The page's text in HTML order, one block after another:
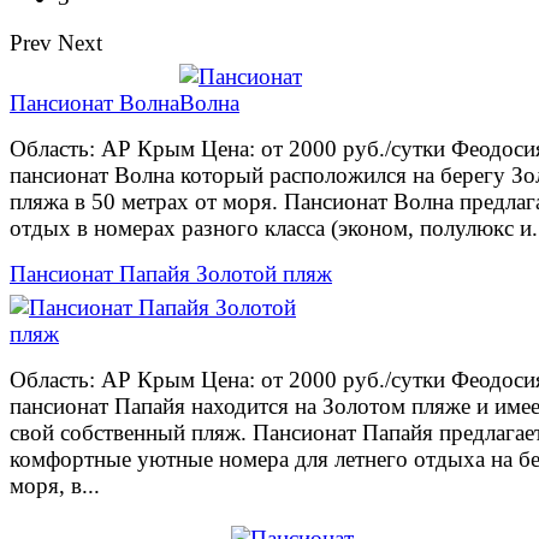
Prev Next
Пансионат Волна
Область: АР Крым Цена: от 2000 руб./сутки
пансионат Волна который расположился на берегу
пляжа в 50 метрах от моря. Пансионат Волна
отдых в номерах разного класса (эконом, полулюкс
Пансионат Папайя Золотой пляж
Область: АР Крым Цена: от 2000 руб./сутки
пансионат Папайя находится на Золотом пляже и
свой собственный пляж. Пансионат Папайя
комфортные уютные номера для летнего отдыха на
моря, в...